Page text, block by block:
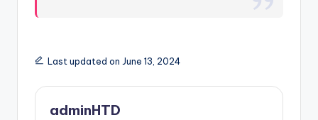
Last updated on June 13, 2024
adminHTD